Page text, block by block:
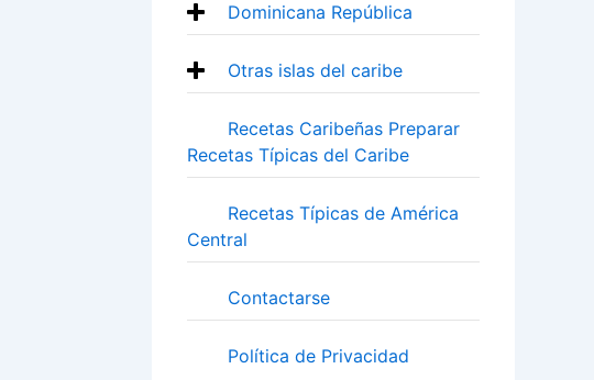
Dominicana República
Otras islas del caribe
Recetas Caribeñas Preparar
Recetas Típicas del Caribe
Recetas Típicas de América
Central
Contactarse
Política de Privacidad